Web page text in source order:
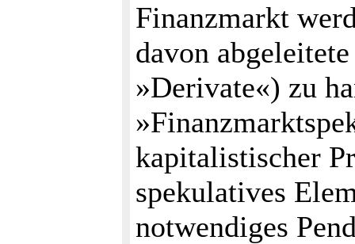
Finanzmarkt
davon
»Derivate«) zu
kapitalistischer
spekulatives
notwendiges